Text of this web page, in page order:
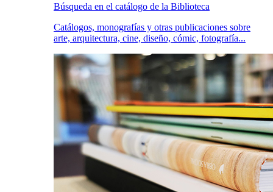
Búsqueda en el catálogo de la Biblioteca
Catálogos, monografías y otras publicaciones sobre
arte, arquitectura, cine, diseño, cómic, fotografía...